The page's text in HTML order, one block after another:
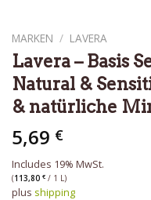
MARKEN / LAVERA
Lavera – Basis
Natural &
& natürliche
5,69 €
Includes 19% MwSt.
(113,80 € / 1 L)
plus shipping